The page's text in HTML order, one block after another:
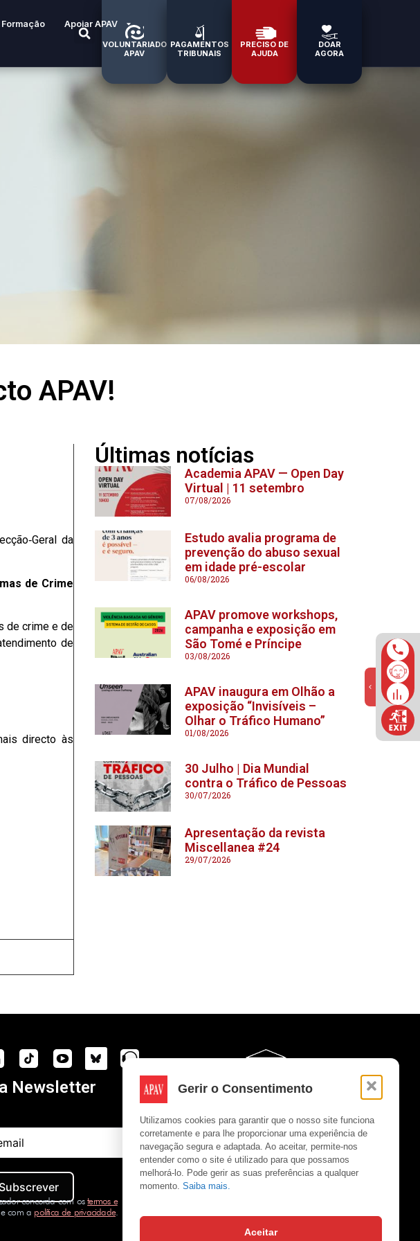
Gerir o Consentimento
Utilizamos cookies para garantir que o nosso site funciona
corretamente e para lhe proporcionar uma experiência de
navegação segura e adaptada. Ao aceitar, permite-nos
entender como o site é utilizado para que possamos
melhorá-lo. Pode gerir as suas preferências a qualquer
momento. Saiba mais.
Aceitar
Formação Apoiar APAV
VOLUNTARIADO
APAV
PAGAMENTOS
TRIBUNAIS
PRECISO DE
AJUDA
DOAR
AGORA
APAV!
da
de Crime
de crime e de
de
directo às
Últimas notícias
Academia APAV — Open Day
Virtual | 11 setembro
07/08/2026
Estudo avalia programa de
prevenção do abuso sexual
em idade pré-escolar
06/08/2026
APAV promove workshops,
campanha e exposição em
São Tomé e Príncipe
03/08/2026
APAV inaugura em Olhão a
exposição “Invisíveis –
Olhar o Tráfico Humano”
01/08/2026
30 Julho | Dia Mundial
contra o Tráfico de Pessoas
30/07/2026
Apresentação da revista
Miscellanea #24
29/07/2026
Newsletter
Subscrever
concorda com ostermos e
com a política de privacidade.
Copyright © APAV 2026